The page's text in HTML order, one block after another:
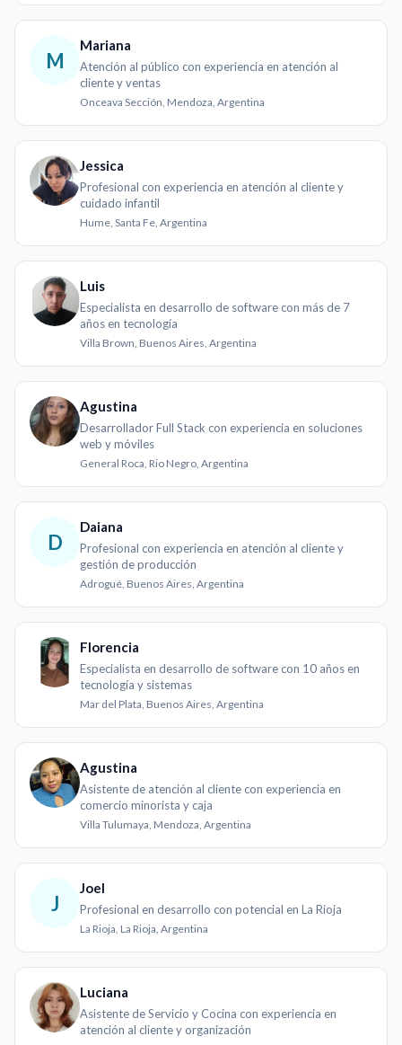
M
Mariana
Atención al público con experiencia en atención al
cliente y ventas
Onceava Sección, Mendoza, Argentina
Jessica
Profesional con experiencia en atención al cliente y
cuidado infantil
Hume, Santa Fe, Argentina
Luis
Especialista en desarrollo de software con más de 7
años en tecnología
Villa Brown, Buenos Aires, Argentina
Agustina
Desarrollador Full Stack con experiencia en soluciones
web y móviles
General Roca, Rio Negro, Argentina
D
Daiana
Profesional con experiencia en atención al cliente y
gestión de producción
Adrogué, Buenos Aires, Argentina
Florencia
Especialista en desarrollo de software con 10 años en
tecnología y sistemas
Mar del Plata, Buenos Aires, Argentina
Agustina
Asistente de atención al cliente con experiencia en
comercio minorista y caja
Villa Tulumaya, Mendoza, Argentina
J
Joel
Profesional en desarrollo con potencial en La Rioja
La Rioja, La Rioja, Argentina
Luciana
Asistente de Servicio y Cocina con experiencia en
atención al cliente y organización